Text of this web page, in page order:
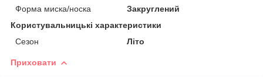
Форма миска/носка
Закруглений
Користувальницькі характеристики
Сезон
Літо
Приховати